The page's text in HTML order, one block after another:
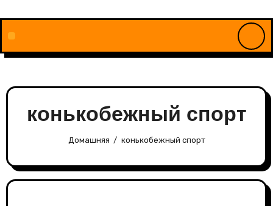
содержимому
конькобежный спорт
Домашняя конькобежный спорт